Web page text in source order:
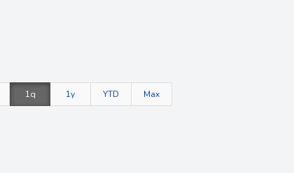
1q 1y YTD Max